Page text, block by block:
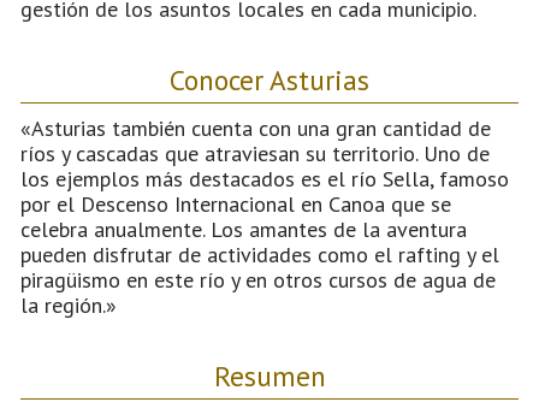
gestión de los asuntos locales en cada municipio.
Conocer Asturias
«Asturias también cuenta con una gran cantidad de
ríos y cascadas que atraviesan su territorio. Uno de
los ejemplos más destacados es el río Sella, famoso
por el Descenso Internacional en Canoa que se
celebra anualmente. Los amantes de la aventura
pueden disfrutar de actividades como el rafting y el
piragüismo en este río y en otros cursos de agua de
la región.»
Resumen